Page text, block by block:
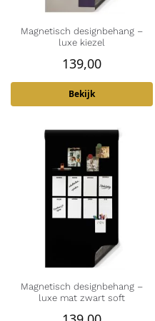
Magnetisch designbehang –
luxe kiezel
139,00
Bekijk
Magnetisch designbehang –
luxe mat zwart soft